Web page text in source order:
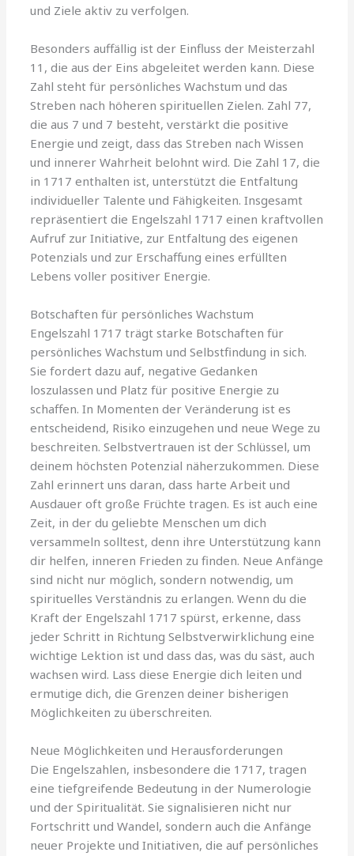
und Ziele aktiv zu verfolgen.
Besonders auffällig ist der Einfluss der Meisterzahl
11, die aus der Eins abgeleitet werden kann. Diese
Zahl steht für persönliches Wachstum und das
Streben nach höheren spirituellen Zielen. Zahl 77,
die aus 7 und 7 besteht, verstärkt die positive
Energie und zeigt, dass das Streben nach Wissen
und innerer Wahrheit belohnt wird. Die Zahl 17, die
in 1717 enthalten ist, unterstützt die Entfaltung
individueller Talente und Fähigkeiten. Insgesamt
repräsentiert die Engelszahl 1717 einen kraftvollen
Aufruf zur Initiative, zur Entfaltung des eigenen
Potenzials und zur Erschaffung eines erfüllten
Lebens voller positiver Energie.
Botschaften für persönliches Wachstum
Engelszahl 1717 trägt starke Botschaften für
persönliches Wachstum und Selbstfindung in sich.
Sie fordert dazu auf, negative Gedanken
loszulassen und Platz für positive Energie zu
schaffen. In Momenten der Veränderung ist es
entscheidend, Risiko einzugehen und neue Wege zu
beschreiten. Selbstvertrauen ist der Schlüssel, um
deinem höchsten Potenzial näherzukommen. Diese
Zahl erinnert uns daran, dass harte Arbeit und
Ausdauer oft große Früchte tragen. Es ist auch eine
Zeit, in der du geliebte Menschen um dich
versammeln solltest, denn ihre Unterstützung kann
dir helfen, inneren Frieden zu finden. Neue Anfänge
sind nicht nur möglich, sondern notwendig, um
spirituelles Verständnis zu erlangen. Wenn du die
Kraft der Engelszahl 1717 spürst, erkenne, dass
jeder Schritt in Richtung Selbstverwirklichung eine
wichtige Lektion ist und dass das, was du säst, auch
wachsen wird. Lass diese Energie dich leiten und
ermutige dich, die Grenzen deiner bisherigen
Möglichkeiten zu überschreiten.
Neue Möglichkeiten und Herausforderungen
Die Engelszahlen, insbesondere die 1717, tragen
eine tiefgreifende Bedeutung in der Numerologie
und der Spiritualität. Sie signalisieren nicht nur
Fortschritt und Wandel, sondern auch die Anfänge
neuer Projekte und Initiativen, die auf persönliches